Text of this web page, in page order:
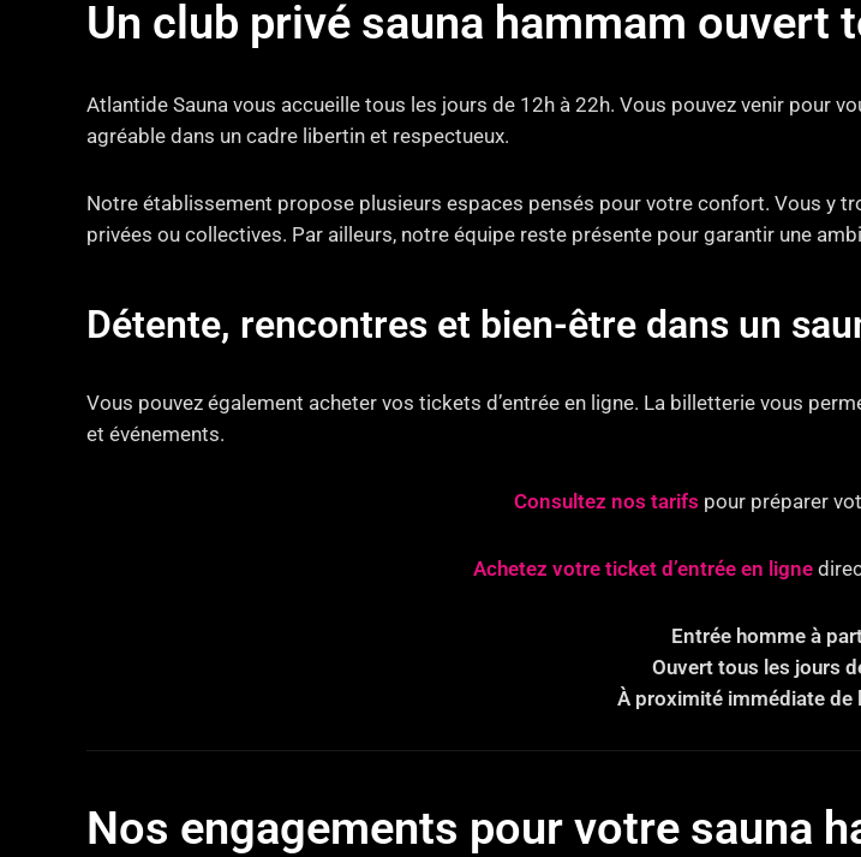
Un club privé sauna hammam ouvert
Atlantide Sauna vous accueille tous les jours de 12h à 22h. Vous pouvez venir pour
agréable dans un cadre libertin et respectueux.
Notre établissement propose plusieurs espaces pensés pour votre confort. Vous y
privées ou collectives. Par ailleurs, notre équipe reste présente pour garantir une
Détente, rencontres et bien-être dans un
Vous pouvez également acheter vos tickets d’entrée en ligne. La billetterie vous
et événements.
Consultez nos tarifs pour préparer
Achetez votre ticket d’entrée en ligne
Entrée homme à
Ouvert tous les jours
À proximité immédiate de
Nos engagements pour votre sauna